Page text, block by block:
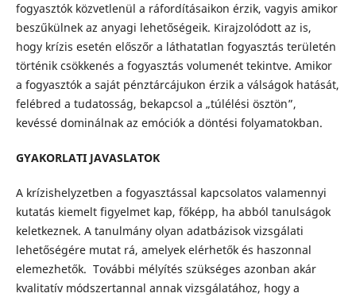
fogyasztók közvetlenül a ráfordításaikon érzik, vagyis amikor
beszűkülnek az anyagi lehetőségeik. Kirajzolódott az is,
hogy krízis esetén előszőr a láthatatlan fogyasztás területén
történik csökkenés a fogyasztás volumenét tekintve. Amikor
a fogyasztók a saját pénztárcájukon érzik a válságok hatását,
felébred a tudatosság, bekapcsol a „túlélési ösztön”,
kevéssé dominálnak az emóciók a döntési folyamatokban.
GYAKORLATI JAVASLATOK
A krízishelyzetben a fogyasztással kapcsolatos valamennyi
kutatás kiemelt figyelmet kap, főképp, ha abból tanulságok
keletkeznek. A tanulmány olyan adatbázisok vizsgálati
lehetőségére mutat rá, amelyek elérhetők és haszonnal
elemezhetők. További mélyítés szükséges azonban akár
kvalitatív módszertannal annak vizsgálatához, hogy a